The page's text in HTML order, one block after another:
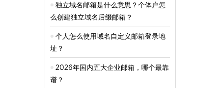
独立域名邮箱是什么意思？个体户怎
么创建独立域名后缀邮箱？
个人怎么使用域名自定义邮箱登录地
址？
2026年国内五大企业邮箱，哪个最靠
谱？